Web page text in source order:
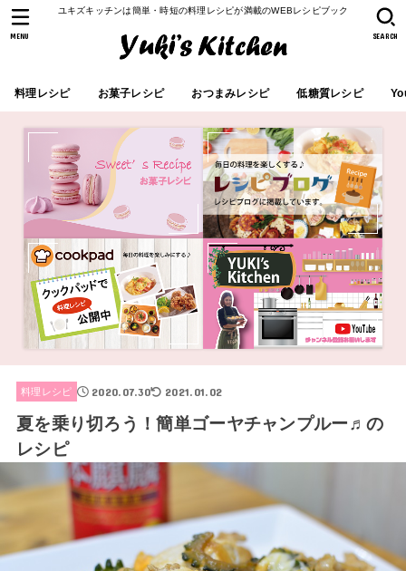
ユキズキッチンは簡単・時短の料理レシピが満載のWEBレシピブック
料理レシピ お菓子レシピ おつまみレシピ 低糖質レシピ
SEARCH
MENU
料理レシピ 2020.07.30 2021.01.02
夏を乗り切ろう！簡単ゴーヤチャンプルー♬の
レシピ